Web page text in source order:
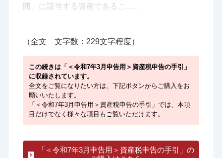
囲」に該当する資産であるこ......
（全文 文字数：229文字程度）
この続きは「＜令和7年3月申告用＞資産税申告の手引」
に収録されています。
全文をご覧になりたい方は、下記ボタンからご購入をお
願いいたします。
「＜令和7年3月申告用＞資産税申告の手引」では、本項
目だけでなく様々な項目もご覧いただけます。
「＜令和7年3月申告用＞資産税申告の手引」の